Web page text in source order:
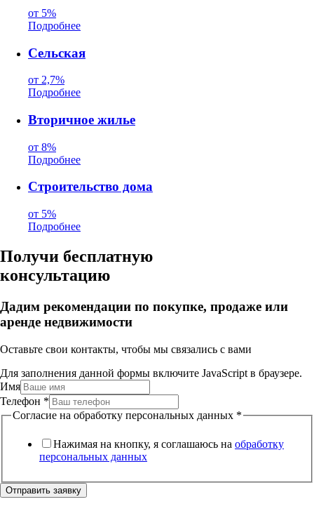
от 5%
Подробнее
Сельская
от 2,7%
Подробнее
Вторичное жилье
от 8%
Подробнее
Строительство дома
от 5%
Подробнее
Получи бесплатную
консультацию
Дадим рекомендации по покупке, продаже или
аренде недвижимости
Оставьте свои контакты, чтобы мы связались с вами
Для заполнения данной формы включите JavaScript в браузере.
Имя
Телефон *
Согласие на обработку персональных данных *
Нажимая на кнопку, я соглашаюсь на обработку
персональных данных
Отправить заявку